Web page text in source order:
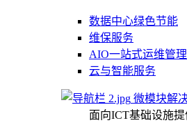
数据中心绿色节能
维保服务
AIO一站式运维管
云与智能服务
微模块解
面向ICT基础设施